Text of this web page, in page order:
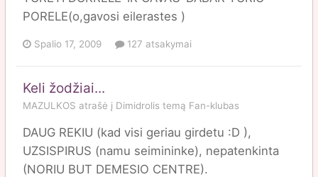
PORELE(o,gavosi eilerastes )
Spalio 17, 2009 127 atsakymai
Keli žodžiai...
MAZULKOS atrašė į Dimidrolis temą Fan-klubas
DAUG REKIU (kad visi geriau girdetu :D ),
UZSISPIRUS (namu seimininke), nepatenkinta
(NORIU BUT DEMESIO CENTRE).